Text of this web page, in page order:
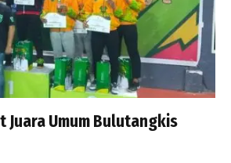
Juara Umum Bulutangkis